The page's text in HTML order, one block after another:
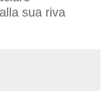
sua riva